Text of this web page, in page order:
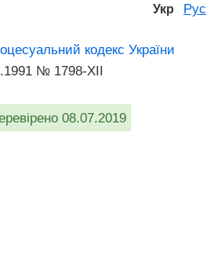
Укр Рус
кодекс України
№ 1798-XII
08.07.2019